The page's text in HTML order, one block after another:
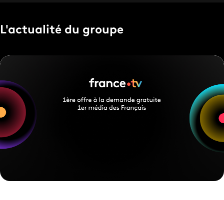
L'actualité du groupe